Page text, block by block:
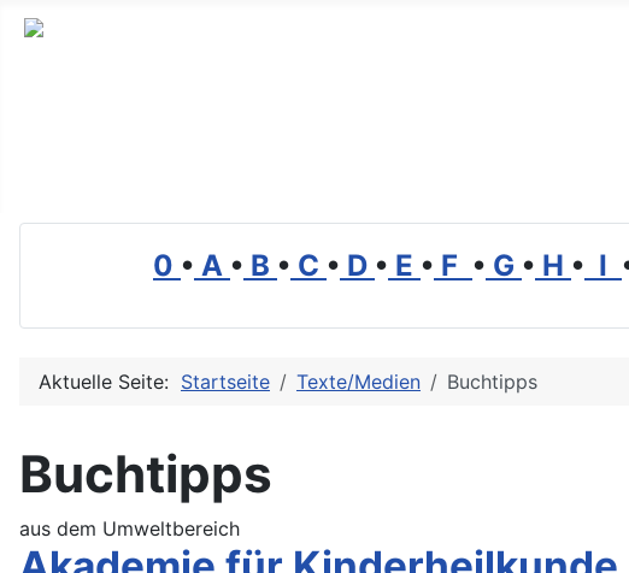
0 • A • B • C • D • E • F • G • H • I
Aktuelle Seite: Startseite Texte/Medien Buchtipps
Buchtipps
aus dem Umweltbereich